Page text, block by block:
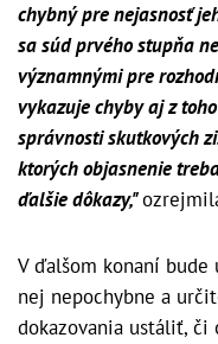
chybný pre nejasnosť
sa súd prvého stupňa
významnými pre
vykazuje chyby aj z
správnosti skutkových
ktorých objasnenie
ďalšie dôkazy,"
V ďalšom konaní
nej nepochybne a
dokazovania ustáliť, či